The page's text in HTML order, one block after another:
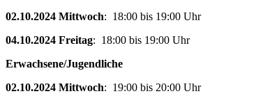
02.10.2024 Mittwoch: 18:00 bis 19:00 Uhr
04.10.2024 Freitag: 18:00 bis 19:00 Uhr
Erwachsene/Jugendliche
02.10.2024 Mittwoch: 19:00 bis 20:00 Uhr